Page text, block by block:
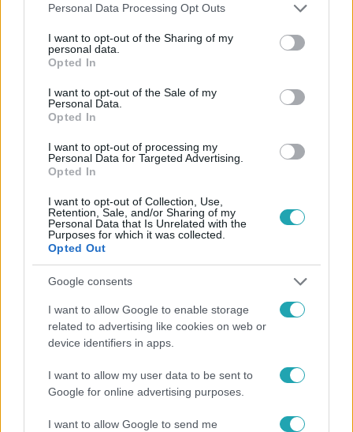
Please note that this website/app uses one or more Google
not limited to your visit or usage behaviour. You may click to
grant or deny consent to Google and its third-party tags to
use your data for below specified purposes in below Google
consent section.
Personal Data Processing Opt Outs
I want to opt-out of the Sharing of my
personal data.
Opted In
I want to opt-out of the Sale of my
Personal Data.
Opted In
I want to opt-out of processing my
Personal Data for Targeted Advertising.
Opted In
I want to opt-out of Collection, Use,
Retention, Sale, and/or Sharing of my
Personal Data that Is Unrelated with the
Purposes for which it was collected.
Opted Out
Google consents
I want to allow Google to enable storage
related to advertising like cookies on web or
device identifiers in apps.
I want to allow my user data to be sent to
Google for online advertising purposes.
I want to allow Google to send me
Kövess minket, és értesülj a friss hírekről a
HÍRADÓ
CSALÁDI PROGRAM #MÁRCIUS 15
Népszerű